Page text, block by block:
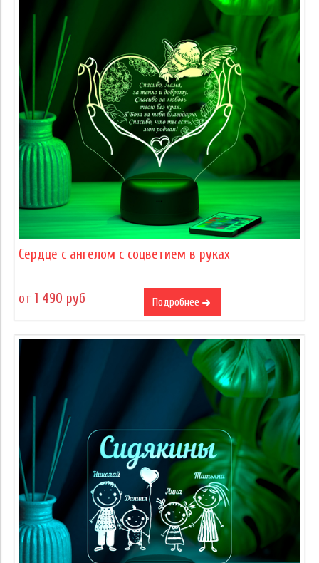
Сердце c ангелом с соцветием в руках
от 1 490 руб Подробнее